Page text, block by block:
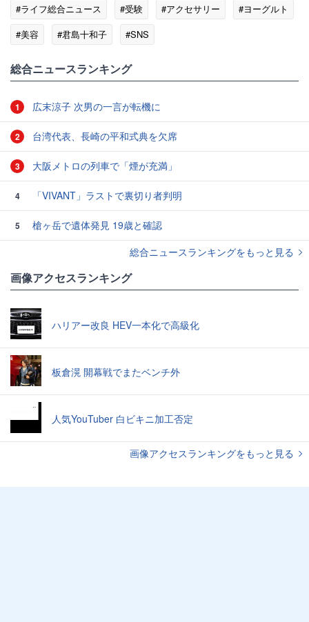
#ライフ総合ニュース #受験 #アクセサリー
#ヨーグルト
#美容
#君島十和子 #SNS
総合ニュースランキング
1 広末涼子 次男の一言が転機に
2 台湾代表、長崎の平和式典を欠席
3 大阪メトロの列車で「煙が充満」
4 「VIVANT」ラストで裏切り者判明
5
槍ヶ岳で遺体発見 19歳と確認
総合ニュースランキングをもっと見る
画像アクセスランキング
ハリアー改良 HEV一本化で高級化
板倉滉 開幕戦でまたベンチ外
人気YouTuber 白ビキニ加工否定
画像アクセスランキングをもっと見る